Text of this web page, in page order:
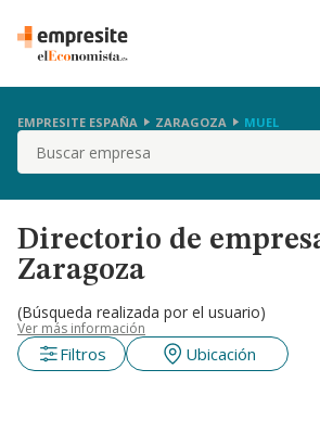
EMPRESITE ESPAÑA ZARAGOZA MUEL
Buscar
Directorio de
Zaragoza
(Búsqueda realizada por el usuario)
Ver más información
Filtros Ubicación